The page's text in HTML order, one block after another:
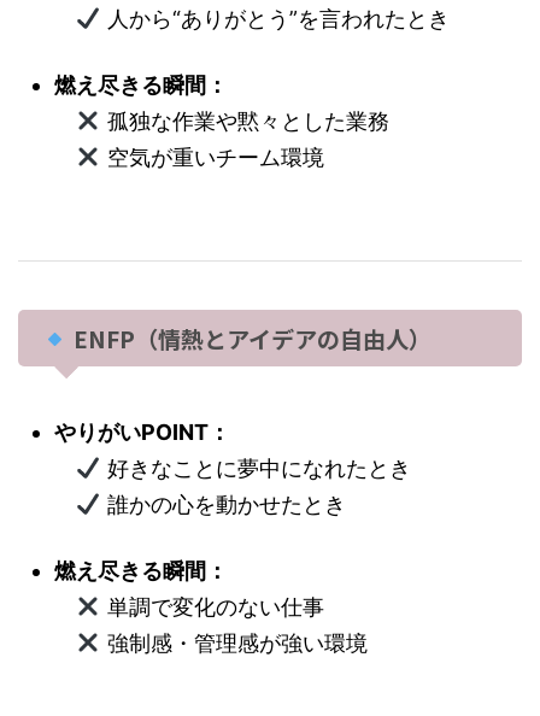
人から“ありがとう”を言われたとき
燃え尽きる瞬間：
孤独な作業や黙々とした業務
空気が重いチーム環境
ENFP（情熱とアイデアの自由人）
やりがいPOINT：
好きなことに夢中になれたとき
誰かの心を動かせたとき
燃え尽きる瞬間：
単調で変化のない仕事
強制感・管理感が強い環境